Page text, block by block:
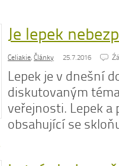
Je lepek
Celiakie, Články 25.7.2016
Lepek je v dnešní
diskutovaným
veřejnosti. Lepek a
obsahující se